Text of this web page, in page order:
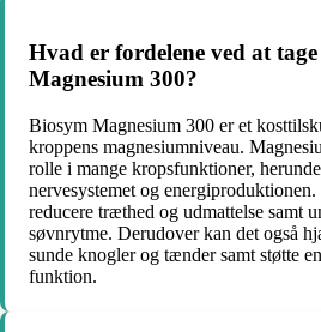
Hvad er fordelene ved at
Magnesium 300?
Biosym Magnesium 300 er et
kroppens magnesiumniveau.
rolle i mange kropsfunktioner,
nervesystemet og
reducere træthed og udmattelse samt
søvnrytme. Derudover kan det også
sunde knogler og tænder samt støtte
funktion.